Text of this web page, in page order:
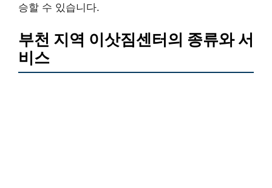
승할 수 있습니다.
부천 지역 이삿짐센터의 종류와 서
비스